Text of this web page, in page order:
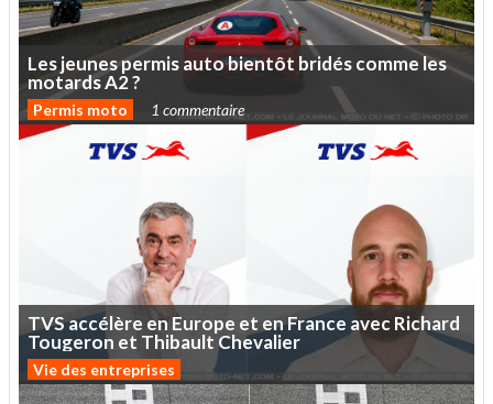
Lesjeunespermisautobientôt bridéscommeles
motardsA2?
Permis moto 1 commentaire
TVSaccélère enEurope et enFrance avecRichard
Tougeron et Thibault Chevalier
Vie des entreprises